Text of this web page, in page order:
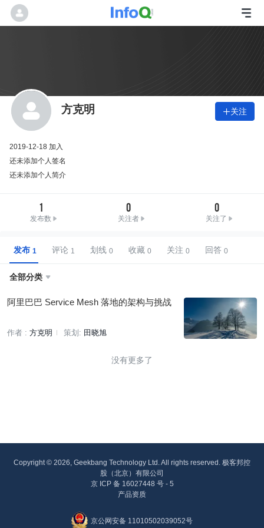
方克明 关注
2019-12-18 加入
还未添加个人签名
还未添加个人简介
1
发布数
0
关注者
0
关注了
发布 评论 划线 收藏 关注 回答
全部分类 
阿里巴巴 Service Mesh 落地的架构与挑战
作者 : 方克明 策划: 田晓旭
没有更多了
Copyright © 2026, Geekbang Technology Ltd. All rights reserved. 极客邦控
股（北京）有限公司
京 ICP 备 16027448 号 - 5
产品资质
京公网安备 11010502039052号